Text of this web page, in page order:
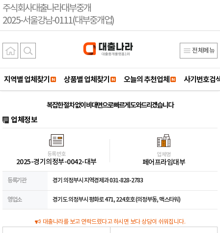
주식회사대출나라대부중개
2025-서울강남-0111(대부중개업)
전체메뉴
지역별 업체찾기 상품별 업체찾기 오늘의 추천업체 사기번호검
복잡한 절차 없이 비대면으로 빠르게 도와드리겠습니다
업체정보
등록번호
2025-경기의정부-0042-대부
업체명
페어프라임대부
등록기관 경기 의정부시 지역경제과 031-828-2783
영업소 경기도 의정부시 평화로 471, 224호호 (의정부동, 맥스타워)
대출나라를 보고 연락드렸다고 하시면 보다 상담이 쉬워집니다.